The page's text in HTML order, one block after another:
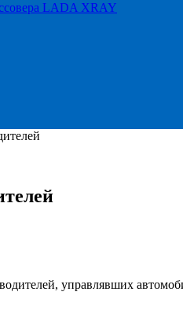
LADA XRAY
управлявших